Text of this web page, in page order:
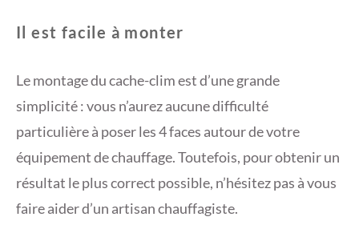
Il est facile à monter
Le montage du cache-clim est d’une grande
simplicité : vous n’aurez aucune difficulté
particulière à poser les 4 faces autour de votre
équipement de chauffage. Toutefois, pour obtenir un
résultat le plus correct possible, n’hésitez pas à vous
faire aider d’un artisan chauffagiste.